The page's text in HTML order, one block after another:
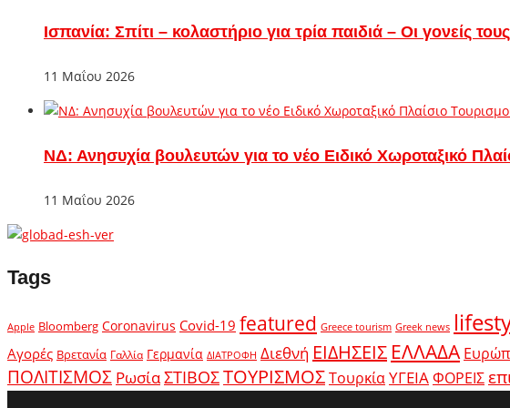
Ισπανία: Σπίτι – κολαστήριο για τρία παιδιά – Οι γονείς
11 Μαΐου 2026
ΝΔ: Ανησυχία βουλευτών για το νέο Ειδικό Χωροταξικό
11 Μαΐου 2026
Tags
Apple Bloomberg Coronavirus Covid-19 featured Greece tourism Greek news
Αγορές Βρετανία Γαλλία Γερμανία ΔΙΑΤΡΟΦΗ Διεθνή ΕΙΔΗΣΕΙΣ ΕΛΛΑΔΑ
ΠΟΛΙΤΙΣΜΟΣ ΡωσίαΣΤΙΒΟΣΤΟΥΡΙΣΜΟΣΤουρκίαΥΓΕΙΑΦΟΡΕΙΣ